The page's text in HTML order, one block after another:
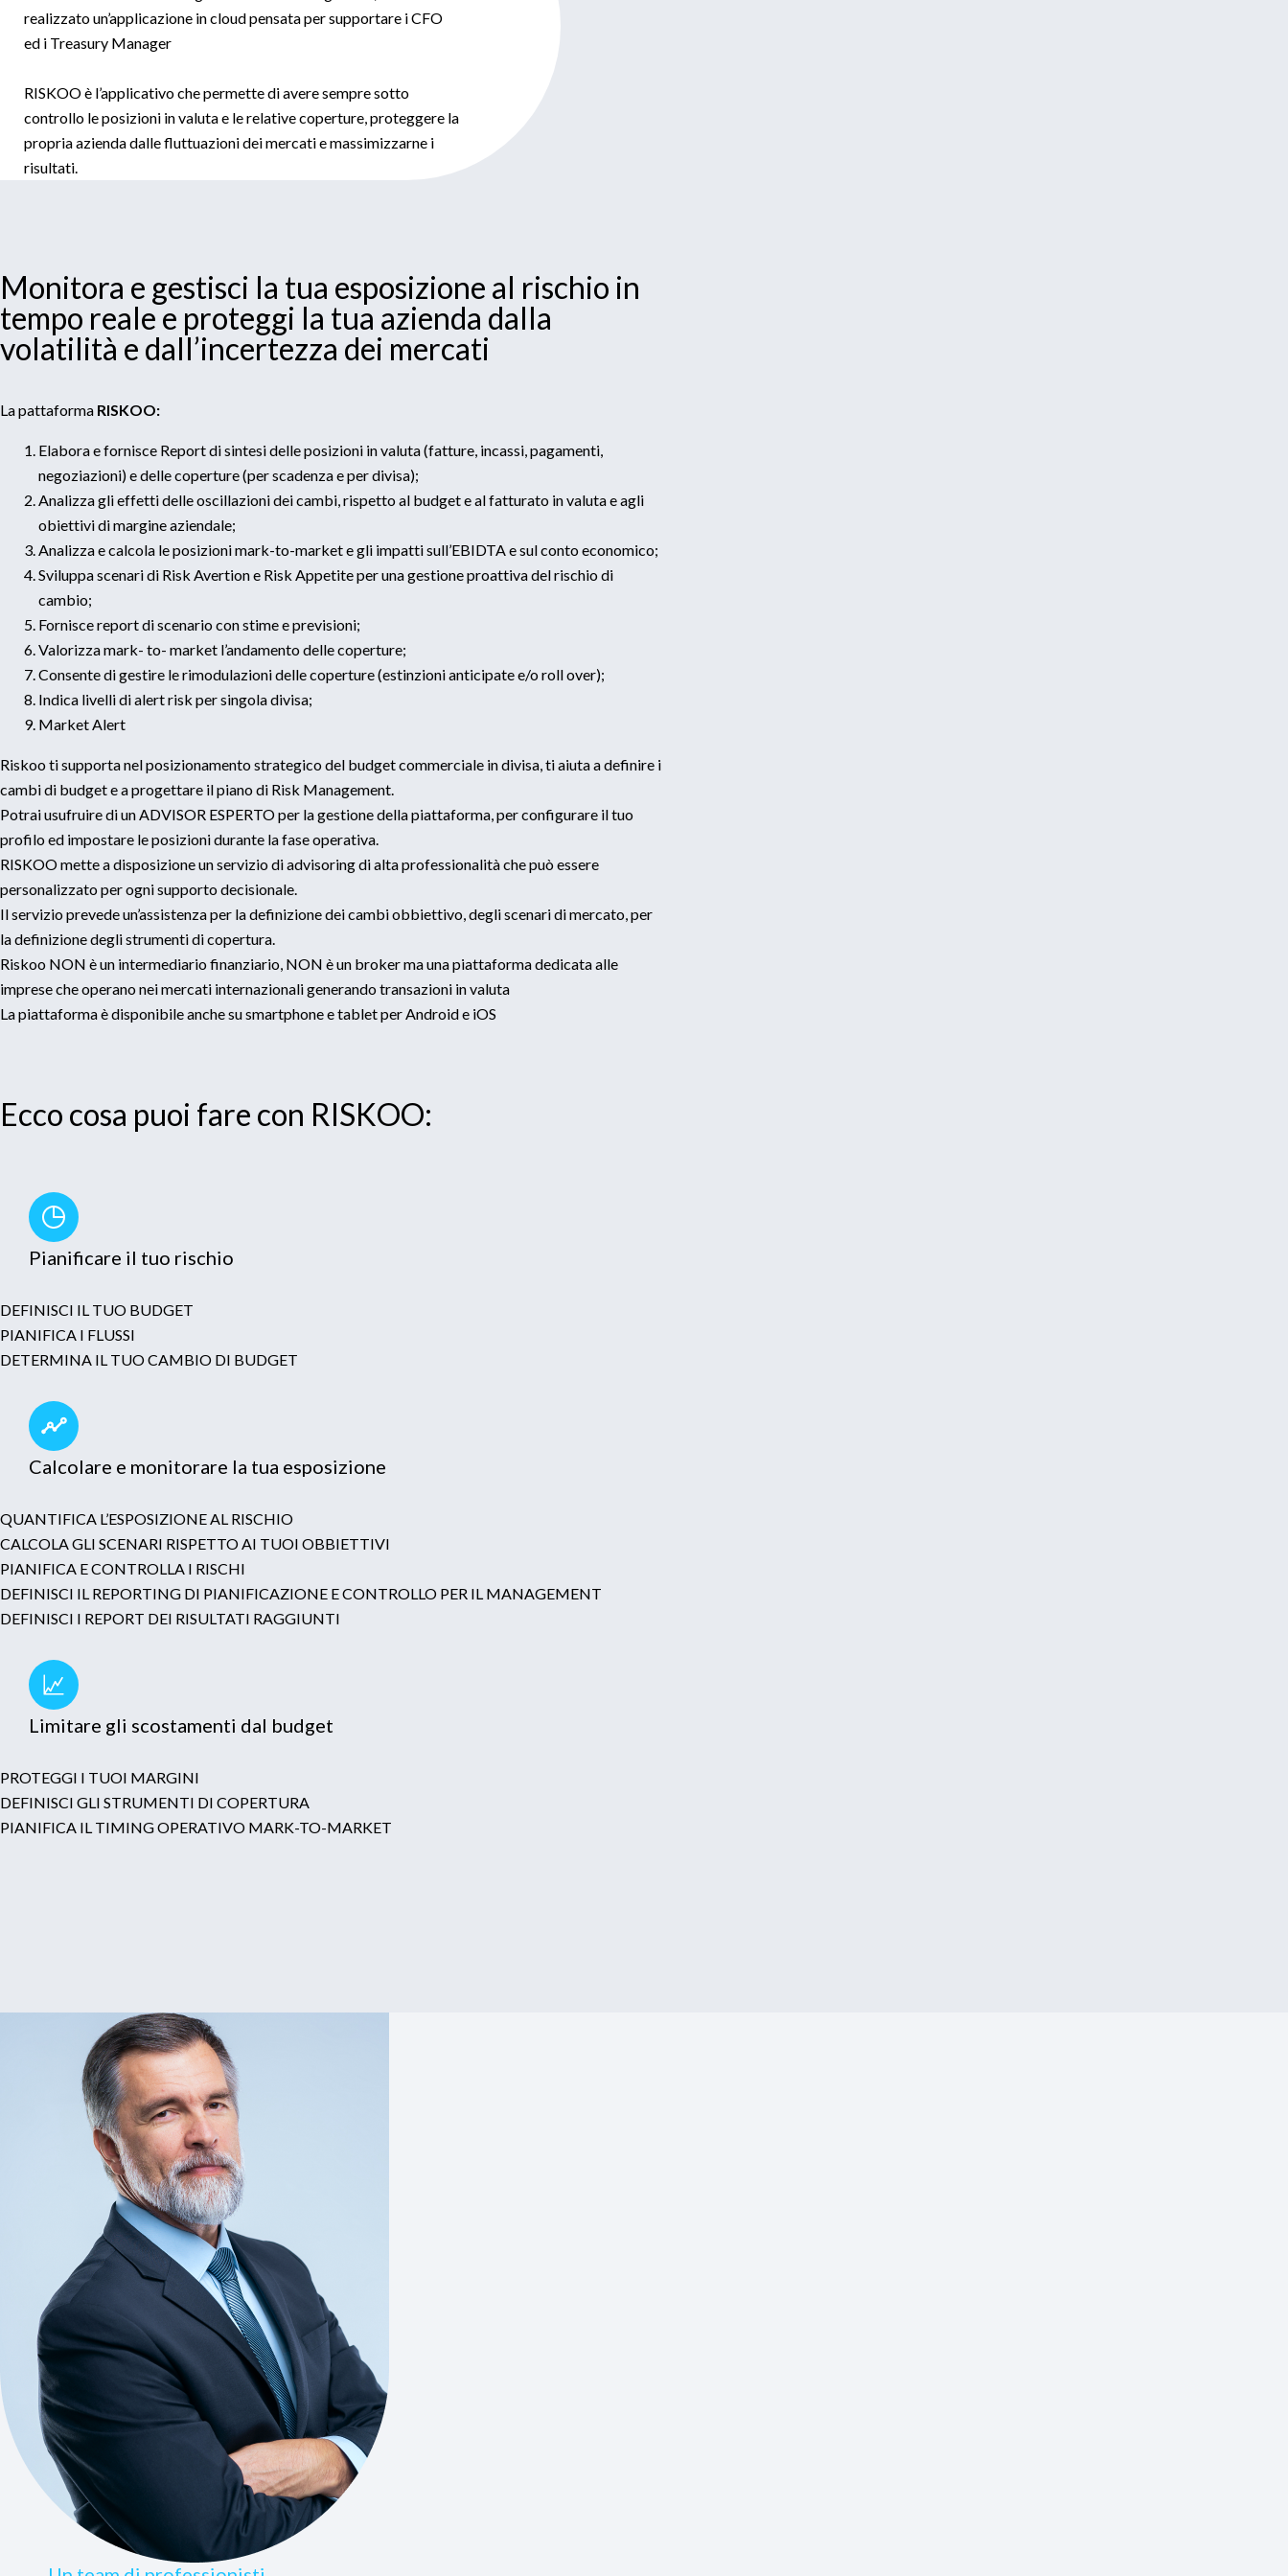
realizzato un’applicazione in cloud pensata per supportare i CFO
ed i Treasury Manager
RISKOO è l’applicativo che permette di avere sempre sotto
controllo le posizioni in valuta e le relative coperture, proteggere la
propria azienda dalle fluttuazioni dei mercati e massimizzarne i
risultati.
Monitora e gestisci la tua esposizione al rischio in
tempo reale e proteggi la tua azienda dalla
volatilità e dall’incertezza dei mercati
La pattaforma RISKOO:
Elabora e fornisce Report di sintesi delle posizioni in valuta (fatture, incassi, pagamenti,
negoziazioni) e delle coperture (per scadenza e per divisa);
Analizza gli effetti delle oscillazioni dei cambi, rispetto al budget e al fatturato in valuta e agli
obiettivi di margine aziendale;
Analizza e calcola le posizioni mark-to-market e gli impatti sull’EBIDTA e sul conto economico;
Sviluppa scenari di Risk Avertion e Risk Appetite per una gestione proattiva del rischio di
cambio;
Fornisce report di scenario con stime e previsioni;
Valorizza mark- to- market l’andamento delle coperture;
Consente di gestire le rimodulazioni delle coperture (estinzioni anticipate e/o roll over);
Indica livelli di alert risk per singola divisa;
Market Alert
Riskoo ti supporta nel posizionamento strategico del budget commerciale in divisa, ti aiuta a definire i
cambi di budget e a progettare il piano di Risk Management.
Potrai usufruire di un ADVISOR ESPERTO per la gestione della piattaforma, per configurare il tuo
profilo ed impostare le posizioni durante la fase operativa.
RISKOO mette a disposizione un servizio di advisoring di alta professionalità che può essere
personalizzato per ogni supporto decisionale.
Il servizio prevede un’assistenza per la definizione dei cambi obbiettivo, degli scenari di mercato, per
la definizione degli strumenti di copertura.
Riskoo NON è un intermediario finanziario, NON è un broker ma una piattaforma dedicata alle
imprese che operano nei mercati internazionali generando transazioni in valuta
La piattaforma è disponibile anche su smartphone e tablet per Android e iOS
Ecco cosa puoi fare con RISKOO:
Pianificare il tuo rischio
DEFINISCI IL TUO BUDGET
PIANIFICA I FLUSSI
DETERMINA IL TUO CAMBIO DI BUDGET
Calcolare e monitorare la tua esposizione
QUANTIFICA L’ESPOSIZIONE AL RISCHIO
CALCOLA GLI SCENARI RISPETTO AI TUOI OBBIETTIVI
PIANIFICA E CONTROLLA I RISCHI
DEFINISCI IL REPORTING DI PIANIFICAZIONE E CONTROLLO PER IL MANAGEMENT
DEFINISCI I REPORT DEI RISULTATI RAGGIUNTI
Limitare gli scostamenti dal budget
PROTEGGI I TUOI MARGINI
DEFINISCI GLI STRUMENTI DI COPERTURA
PIANIFICA IL TIMING OPERATIVO MARK-TO-MARKET